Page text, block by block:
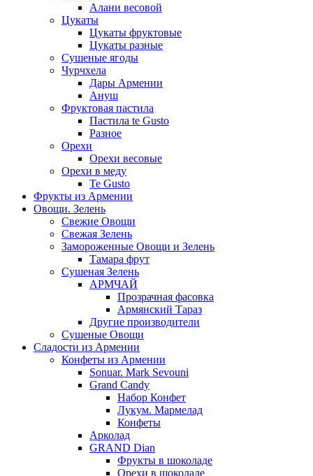
Алани весовой
Цукаты
Цукаты фруктовые
Цукаты разные
Сушеные ягоды
Чурчхела
Дары Армении
Ануш
Фруктовая пастила
Пастила te Gusto
Разное
Орехи
Орехи весовые
Орехи в меду
Te Gusto
Фрукты из Армении
Овощи. Зелень
Свежие Овощи
Свежая Зелень
Замороженные Овощи и Зелень
Тамара фрут
Сушеная Зелень
АРМЧАЙ
Прозрачная фасовка
Армянский Тараз
Другие производители
Сушеные Овощи
Сладости из Армении
Конфеты из Армении
Sonuar. Mark Sevouni
Grand Candy
Набор Конфет
Лукум. Мармелад
Конфеты
Арколад
GRAND Dian
Фрукты в шоколаде
Орехи в шоколаде